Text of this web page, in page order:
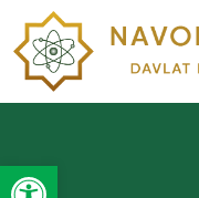
Open toolbar